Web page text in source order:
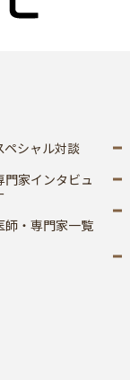
ペシャル対談
門家インタビュ
師・専門家一覧